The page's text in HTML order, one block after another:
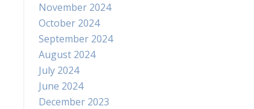
November 2024
October 2024
September 2024
August 2024
July 2024
June 2024
December 2023